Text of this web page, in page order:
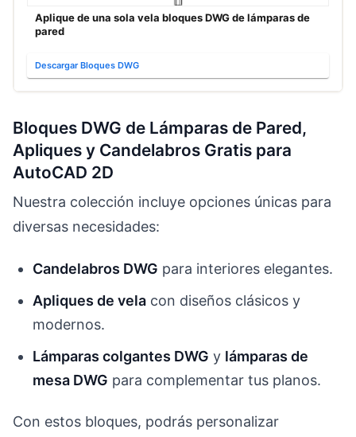
Aplique de una sola vela bloques DWG de lámparas de
pared
Descargar Bloques DWG
Bloques DWG de Lámparas de Pared,
Apliques y Candelabros Gratis para
AutoCAD 2D
Nuestra colección incluye opciones únicas para
diversas necesidades:
Candelabros DWG para interiores elegantes.
Apliques de vela con diseños clásicos y
modernos.
Lámparas colgantes DWG y lámparas de
mesa DWG para complementar tus planos.
Con estos bloques, podrás personalizar